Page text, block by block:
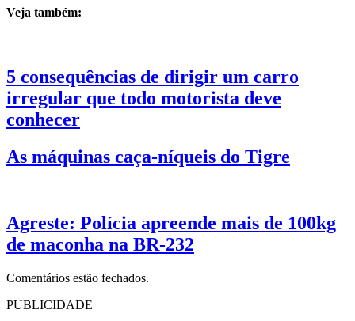
Veja também:
5 consequências de dirigir um carro
irregular que todo motorista deve
conhecer
As máquinas caça-níqueis do Tigre
Agreste: Polícia apreende mais de 100kg
de maconha na BR-232
Comentários estão fechados.
PUBLICIDADE